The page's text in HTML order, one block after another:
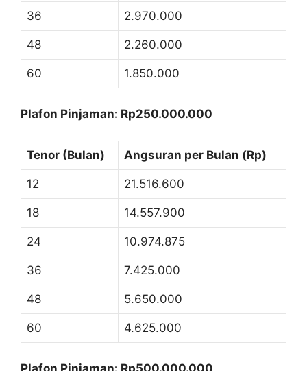
36 2.970.000
48 2.260.000
60 1.850.000
Plafon Pinjaman: Rp250.000.000
Tenor (Bulan) Angsuran per Bulan (Rp)
12 21.516.600
18 14.557.900
24 10.974.875
36 7.425.000
48 5.650.000
60 4.625.000